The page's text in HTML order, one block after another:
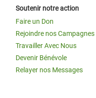
Soutenir notre action
Faire un Don
Rejoindre nos Campagnes
Travailler Avec Nous
Devenir Bénévole
Relayer nos Messages